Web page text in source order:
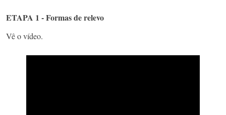
ETAPA 1 - Formas de relevo
Vê o vídeo.